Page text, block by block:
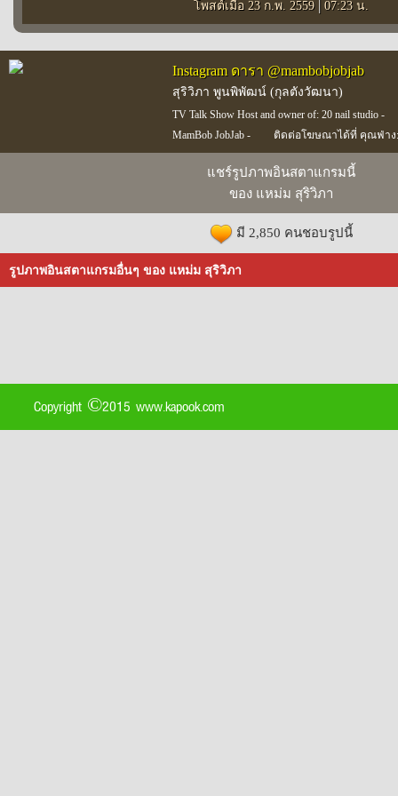
โพสต์เมื่อ 23 ก.พ. 2559 07:23 น.
Instagram ดารา @mambobjobjab
สุริวิภา พูนพิพัฒน์ (กุลตังวัฒนา)
TV Talk Show Host and owner of: 20 nail studio -
MamBob JobJab -
ติดต่อโฆษณาได้ที่ คุณฟ่าง:
แชร์รูปภาพอินสตาแกรมนี้
ของ แหม่ม สุริวิภา
มี 2,850 คนชอบรูปนี้
รูปภาพอินสตาแกรมอื่นๆ ของ แหม่ม สุริวิภา
Copyright ©2015 www.kapook.com